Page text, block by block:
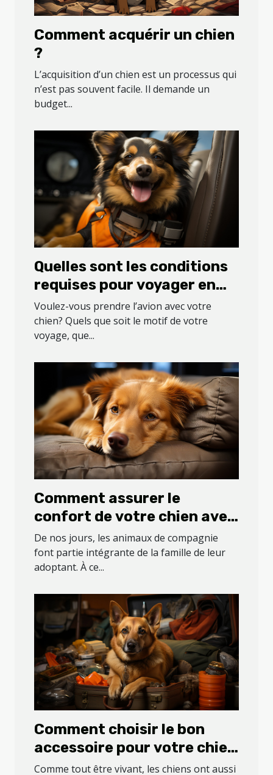
Comment acquérir un chien
?
L’acquisition d’un chien est un processus qui
n’est pas souvent facile. Il demande un
budget...
Quelles sont les conditions
requises pour voyager en
avion avec son chien ?
Voulez-vous prendre l’avion avec votre
chien? Quels que soit le motif de votre
voyage, que...
Comment assurer le
confort de votre chien avec
un coussin ?
De nos jours, les animaux de compagnie
font partie intégrante de la famille de leur
adoptant. À ce...
Comment choisir le bon
accessoire pour votre chien
?
Comme tout être vivant, les chiens ont aussi